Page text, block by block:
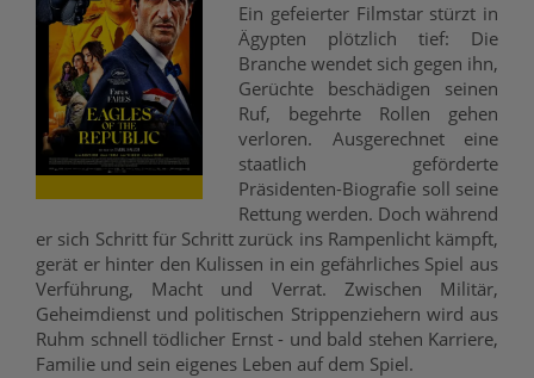
Ein gefeierter Filmstar stürzt in
Ägypten plötzlich tief: Die
Branche wendet sich gegen ihn,
Gerüchte beschädigen seinen
Ruf, begehrte Rollen gehen
verloren. Ausgerechnet eine
staatlich geförderte
Präsidenten-Biografie soll seine
Rettung werden. Doch während
er sich Schritt für Schritt zurück ins Rampenlicht kämpft,
gerät er hinter den Kulissen in ein gefährliches Spiel aus
Verführung, Macht und Verrat. Zwischen Militär,
Geheimdienst und politischen Strippenziehern wird aus
Ruhm schnell tödlicher Ernst - und bald stehen Karriere,
Familie und sein eigenes Leben auf dem Spiel.